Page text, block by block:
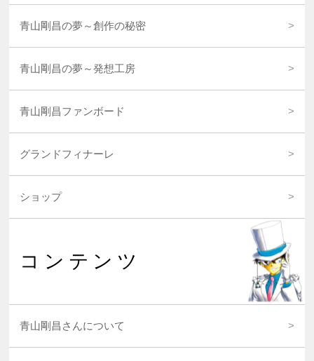
青山剛昌の夢～創作の秘密
青山剛昌の夢～発想工房
青山剛昌ファンボード
グランドフィナーレ
ショップ
コンテンツ
青山剛昌さんについて